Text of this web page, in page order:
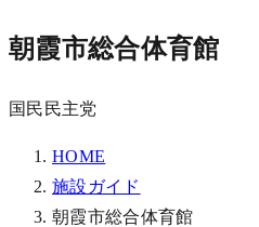
朝霞市総合体育館
国民民主党
HOME
施設ガイド
朝霞市総合体育館